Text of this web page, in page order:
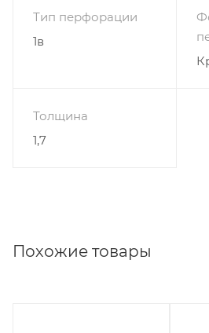
Тип перфорации
1в
Толщина
1,7
Похожие товары